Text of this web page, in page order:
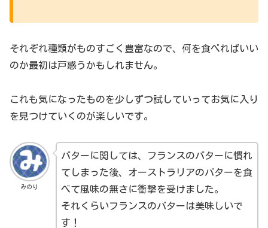
それぞれ種類がものすごく豊富なので、何を食べればいい
のか最初は戸惑うかもしれません。
これも気になったものを少しずつ試していってお気に入り
を見つけていくのが楽しいです。
みのり
バターに関しては、フランスのバターに慣れ
てしまった後、オーストラリアのバターを食
べて風味の無さに衝撃を受けました。
それくらいフランスのバターは美味しいで
す！